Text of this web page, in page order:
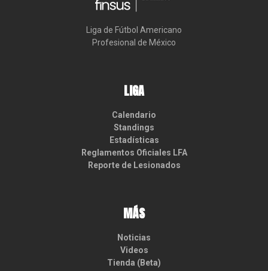
Liga de Fútbol Americano
Profesional de México
LIGA
Calendario
Standings
Estadísticas
Reglamentos Oficiales LFA
Reporte de Lesionados
MÁS
Noticias
Videos
Tienda (Beta)